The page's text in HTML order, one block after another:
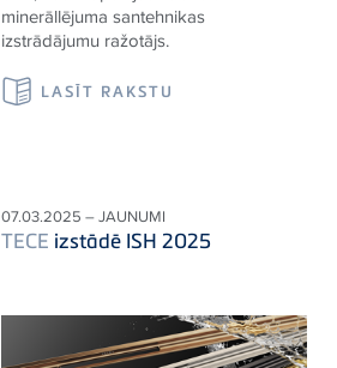
minerāllējuma santehnikas
izstrādājumu ražotājs.
LASĪT RAKSTU
07.03.2025 – JAUNUMI
TECE izstādē ISH 2025